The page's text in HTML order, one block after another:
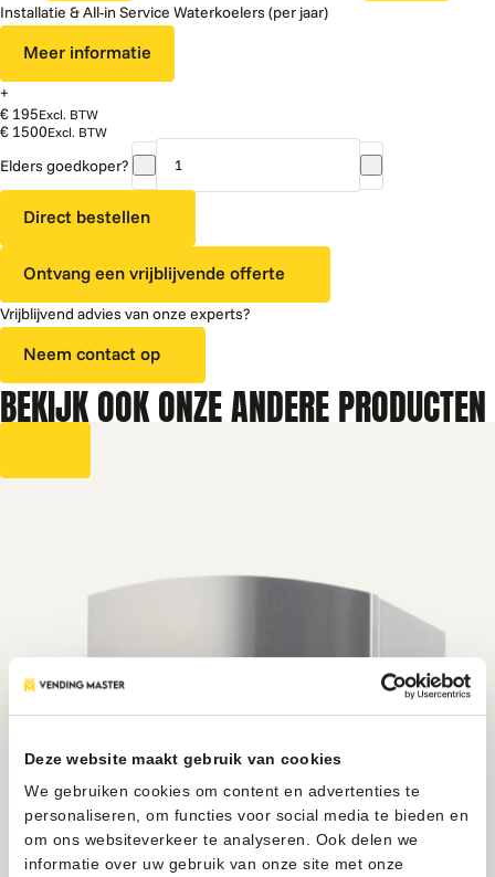
Deze website maakt gebruik van cookies
We gebruiken cookies om content en advertenties te
personaliseren, om functies voor social media te bieden en
om ons websiteverkeer te analyseren. Ook delen we
informatie over uw gebruik van onze site met onze
Installatie & All-in Service Waterkoelers (per jaar)
Meer informatie
+
€ 195Excl. BTW
€ 1500Excl. BTW
Elders goedkoper?
AQA
SIP
HCA
Direct bestellen
Ontvang een vrijblijvende offerte
Vrijblijvend advies van onze experts?
Neem contact op
BEKIJK OOK ONZE ANDERE PRODUCTEN